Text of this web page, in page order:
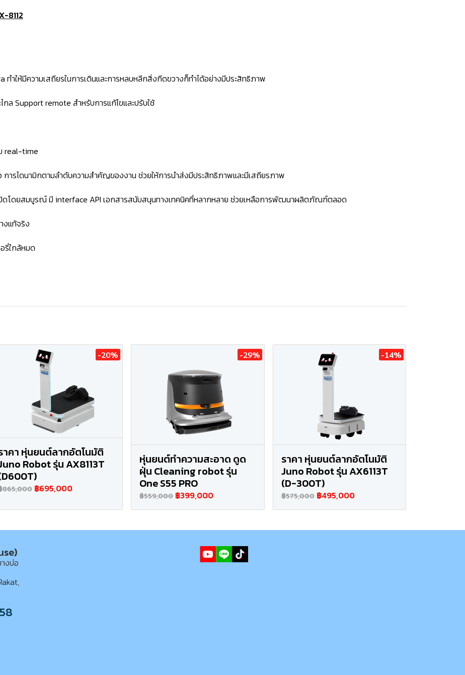
8112
ทำให้มีความเสถียรในการเดินและการหลบหลีกสิ่งกีดขวางก็ทำได้อย่างมีประสิทธิภาพ
กล Support remote สำหรับการแก้ไขและปรับใช้
real-time
การไดนามิกตามลำดับความสำคัญของงาน ช่วยให้การนำส่งมีประสิทธิภาพและมีเสถียรภาพ
ดโดยสมบูรณ์ มี interface API เอกสารสนับสนุนทางเทคนิคที่หลากหลาย ช่วยเหลือการพัฒนาผลิตภัณฑ์ตลอด
งแท้จริง
รี่ใกล้หมด
-20%
าคา หุ่นยนต์ลากอัตโนมัติ
Robot รุ่น AX8113T
865,000 ฿695,000
-29%
หุ่นยนต์ทำความสะอาด ดูด
ฝุ่น Cleaning robot รุ่น
One S55 PRO
฿559,000 ฿399,000
-14%
ราคา หุ่นยนต์ลากอัตโนมัติ
Juno Robot รุ่น AX6113T
(D-300T)
฿575,000 ฿495,000
งบ่อ